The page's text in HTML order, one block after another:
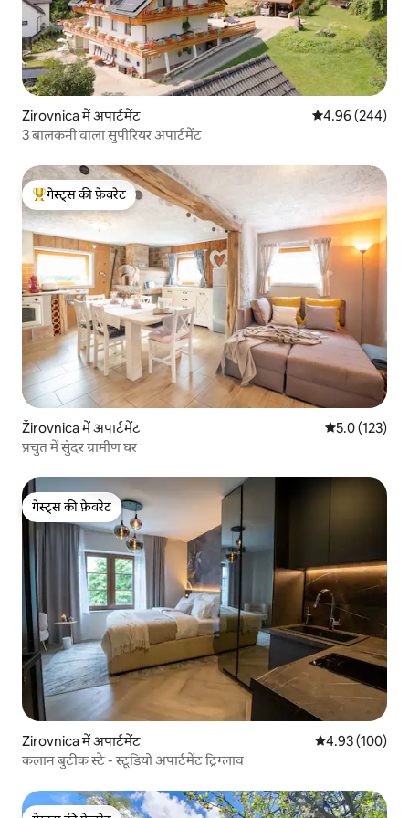
Zirovnica में अपार्टमेंट औसत रेटिंग 5 में से
4.96 (244)
3 बालकनी वाला सुपीरियर अपार्टमेंट
गेस्ट्स का टॉप फ़ेवरेट
गेस्ट्स की फ़ेवरेट
Žirovnica में अपार्टमेंट औसत रेटिंग 5 में
5.0 (123)
प्रचुत में सुंदर ग्रामीण घर
गेस्ट्स की फ़ेवरेट
गेस्ट्स की फ़ेवरेट
Zirovnica में अपार्टमेंट औसत रेटिंग 5 में से
4.93 (100)
कलान बुटीक स्टे - स्टूडियो अपार्टमेंट ट्रिग्लाव